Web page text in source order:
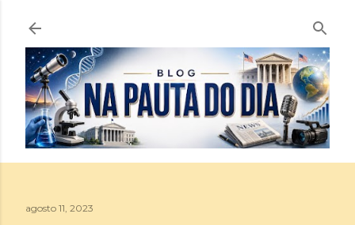
Pular para o conteúdo principal
agosto 11, 2023